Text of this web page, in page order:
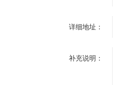
详细地址：
补充说明：